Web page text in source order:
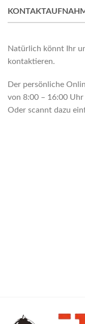
Natürlich könnt Ihr
kontaktieren.
Der persönliche
von 8:00 – 16:00
Oder scannt dazu